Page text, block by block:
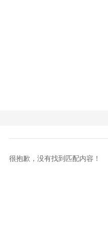
很抱歉，没有找到匹配内容！